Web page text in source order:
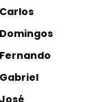
Gabriel